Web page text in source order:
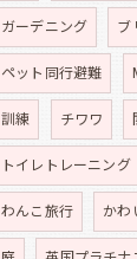
ガーデニング ブ
ペット同行避難
訓練 チワワ
トイレトレーニング
わんこ旅行 かわ